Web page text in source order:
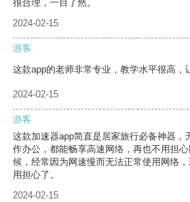
很合理，一目了然。
2024-02-15
游客
这款app的老师非常专业，教学水平很高，
2024-02-15
游客
这款加速器app简直是居家旅行必备神器，
作办公，都能畅享高速网络，再也不用担
候，经常因为网速慢而无法正常使用网络
用担心了。
2024-02-15